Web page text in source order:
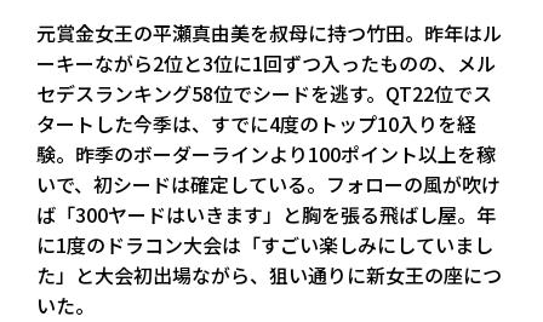
元賞金女王の平瀬真由美を叔母に持つ竹田。昨年はル
ーキーながら2位と3位に1回ずつ入ったものの、メル
セデスランキング58位でシードを逃す。QT22位でス
タートした今季は、すでに4度のトップ10入りを経
験。昨季のボーダーラインより100ポイント以上を稼
いで、初シードは確定している。フォローの風が吹け
ば「300ヤードはいきます」と胸を張る飛ばし屋。年
に1度のドラコン大会は「すごい楽しみにしていまし
た」と大会初出場ながら、狙い通りに新女王の座につ
いた。